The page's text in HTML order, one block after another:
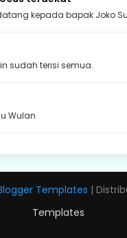
kepada bapak Joko
sudah terisi semua.
Wulan
Templates |
Templates